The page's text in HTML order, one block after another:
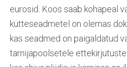
eurosid. Koos saab kohapeal
kütteseadmetel on olemas
kas seadmed on paigaldatud
tarnijapoolsetele